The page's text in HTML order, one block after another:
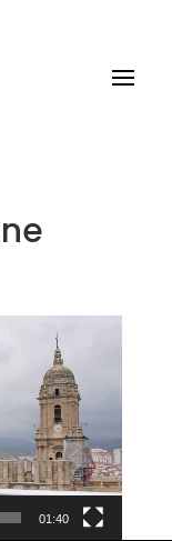
01:40